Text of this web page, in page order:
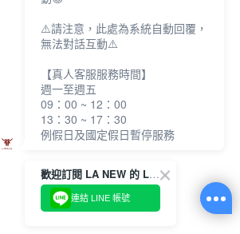
歡迎訂閱 LA NEW 的 LINE 官方帳號
連結 LINE 帳號
⚠️請注意，此處為系統自動回覆，
無法對話互動⚠️
【真人客服服務時間】
週一至週五
09：00 ~ 12：00
13：30 ~ 17：30
例假日及國定假日暫停服務